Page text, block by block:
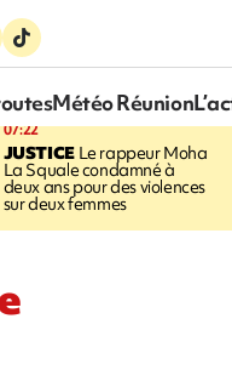
Météo Réunion
07:22
JUSTICELe rappeur Moha
La Squale condamné à
deux ans pour des violences
sur deux femmes